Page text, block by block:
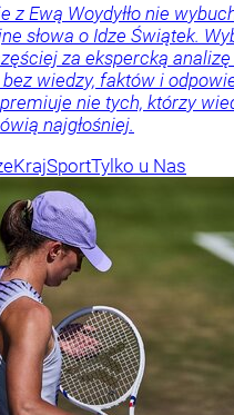
z Ewą Woydyłło nie
słowa o Idze Świątek.
za ekspercką
wiedzy, faktów i
nie tych, którzy
najgłośniej.
KrajSportTylko u Nas